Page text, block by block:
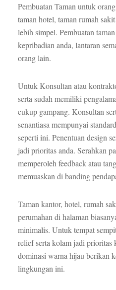
Pembuatan Taman untuk
taman hotel, taman rumah
lebih simpel. Pembuatan
kepribadian anda, lantaran
orang lain.
Untuk Konsultan atau
serta sudah memiliki
cukup gampang. Konsultan
senantiasa mempunyai
seperti ini. Penentuan design
jadi prioritas anda. Serahkan
memperoleh feedback atau
memuaskan di banding
Taman kantor, hotel, rumah
perumahan di halaman
minimalis. Untuk tempat
relief serta kolam jadi prioritas
dominasi warna hijau berikan
lingkungan ini.